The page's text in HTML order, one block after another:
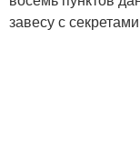
завесу с